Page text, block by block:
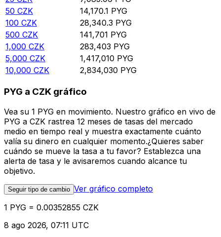
50 CZK 14,170.1 PYG
100 CZK 28,340.3 PYG
500 CZK 141,701 PYG
1,000 CZK 283,403 PYG
5,000 CZK 1,417,010 PYG
10,000 CZK 2,834,030 PYG
PYG a CZK gráfico
Vea su 1 PYG en movimiento. Nuestro gráfico en vivo de
PYG a CZK rastrea 12 meses de tasas del mercado
medio en tiempo real y muestra exactamente cuánto
valía su dinero en cualquier momento.¿Quieres saber
cuándo se mueve la tasa a tu favor? Establezca una
alerta de tasa y le avisaremos cuando alcance tu
objetivo.
Seguir tipo de cambio Ver gráfico completo
1 PYG = 0.00352855 CZK
8 ago 2026, 07:11 UTC